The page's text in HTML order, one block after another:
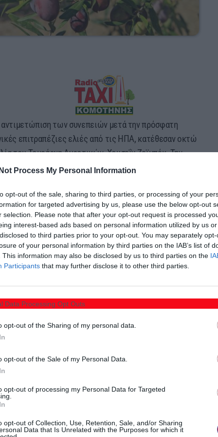
Process My Personal Information
opt-out of the sale, sharing to third parties, or processing of your
for targeted advertising by us, please use the below opt-out
selection. Please note that after your opt-out request is processed
interest-based ads based on personal information utilized by us
to third parties prior to your opt-out. You may separately
of your personal information by third parties on the IAB’s list of
This information may also be disclosed by us to third parties on the
Participants that may further disclose it to other third parties.
Data Processing Opt Outs
opt-out of the Sharing of my personal data.
opt-out of the Sale of my Personal Data.
opt-out of processing my Personal Data for Targeted
opt-out of Collection, Use, Retention, Sale, and/or Sharing
Data that Is Unrelated with the Purposes for which it
των συνεπειών μετά την πρόσφατη
επιτραπέζιες ελιές από τις ΗΠΑ, κατέθεσαν οκτώ
του Τομεάρχη Αγροτικών, Χουσεΐν Ζεϊμπέκ. Την
Αλέξης Χαρίτσης.
η επιβολή δασμών στα ευρωπαϊκά προϊόντα,
ελιών – παρότι η κυβέρνηση των ΗΠΑ αποφάσισε
– έχει προκαλέσει έντονη ανησυχία στον
ανταγωνιστικότητα των ελληνικών εξαγωγών να
Οργάνωση Επιτραπέζιας Ελιάς
η επιτραπέζια ελιά αποτελεί το πρώτο εξαγώγιμο
που αγγίζουν τα 214 εκατ. ευρώ ετησίως (με
να κατευθύνεται στην αμερικανική αγορά).
ελιάς βρίσκεται ήδη υπό πίεση λόγω του
γης, των επιπτώσεων της κλιματικής αλλαγής,
δασμών έρχεται να επιδεινώσει περαιτέρω την
αγροτικών νοικοκυριών και επιχειρήσεων.
δεν έχει λάβει τη στήριξη που θα έπρεπε από
της από τις καλλιέργειες που θα αποζημιωθούν
Αγροτικής Ανάπτυξης (ΠΑΑ), οι Βουλευτές της